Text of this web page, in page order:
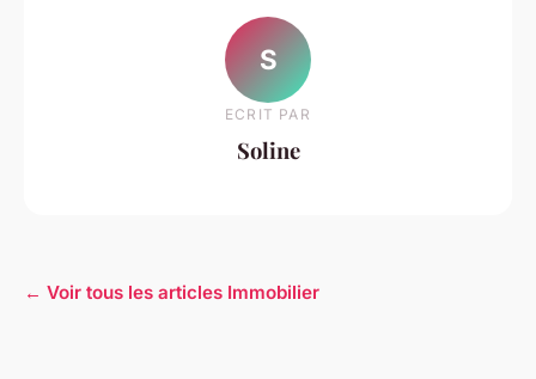
S
ECRIT PAR
Soline
← Voir tous les articles Immobilier